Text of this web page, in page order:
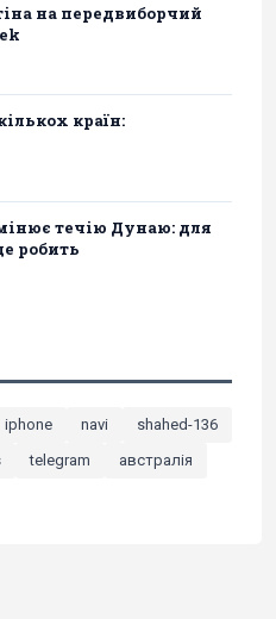
на передвиборчий
країн:
течію Дунаю: для
робить
iphone navi
shahed-136
telegram
австралія